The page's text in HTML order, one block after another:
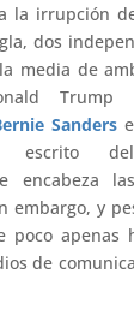
la irrupción
dos
media de
Sanders
del
encabeza
embargo, y
poco apenas
de